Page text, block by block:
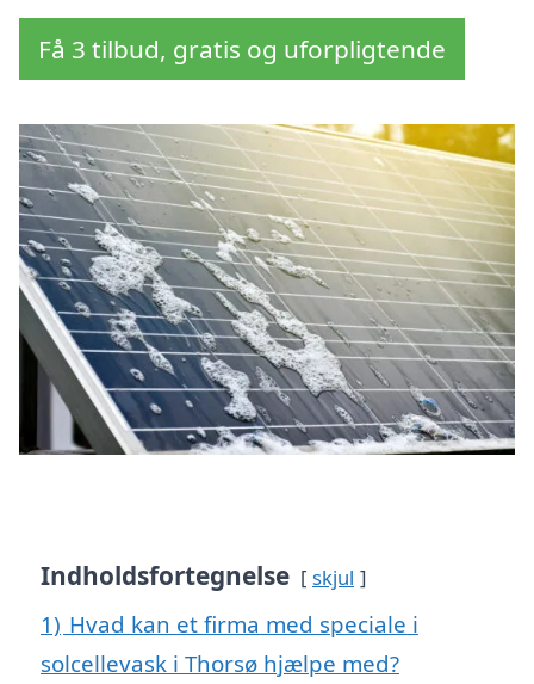
Få 3 tilbud, gratis og uforpligtende
Indholdsfortegnelse skjul
1) Hvad kan et firma med speciale i
solcellevask i Thorsø hjælpe med?